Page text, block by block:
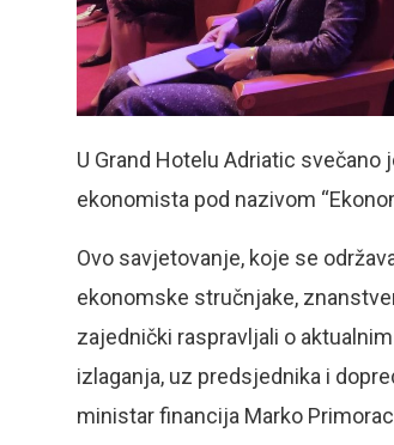
U Grand Hotelu Adriatic
ekonomista pod nazivom
Ovo savjetovanje, koje se
ekonomske stručnjake,
zajednički raspravljali o
izlaganja, uz predsjednika i
ministar financija Marko